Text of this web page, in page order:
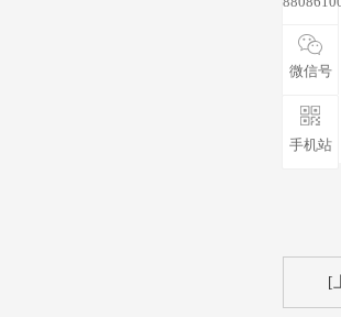
[
微信号
手机站